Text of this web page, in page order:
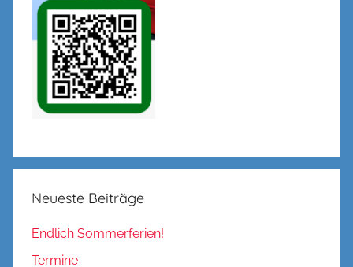
Neueste Beiträge
Endlich Sommerferien!
Termine